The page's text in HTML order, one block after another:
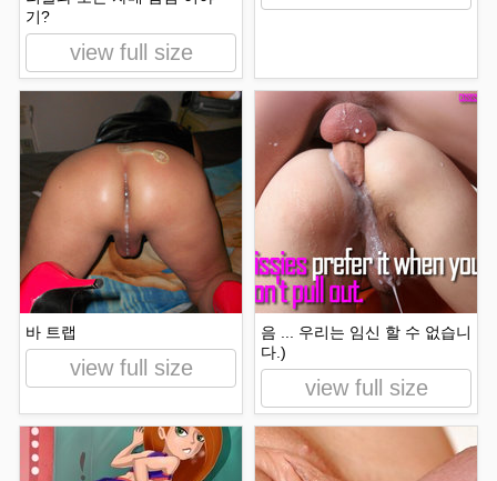
기?
view full size
바 트랩
view full size
음 ... 우리는 임신 할 수 없습니
다.)
view full size